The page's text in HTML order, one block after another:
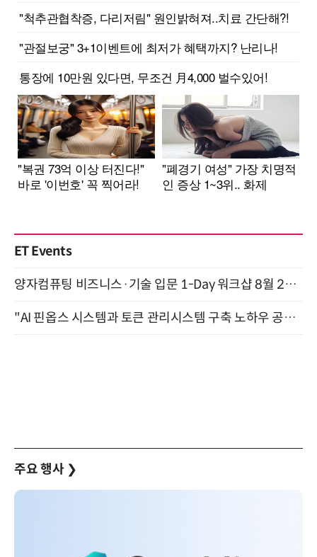
ET Events
양자컴퓨팅 비즈니스·기술 입문 1-Day 워크샵 8월 28일 개최
"AI 핀옵스 시스템과 토큰 관리시스템 구축 노하우 공개" 잠실 한국광고문화회관 2층 대회의실 (8/21)
주요 행사 ❯